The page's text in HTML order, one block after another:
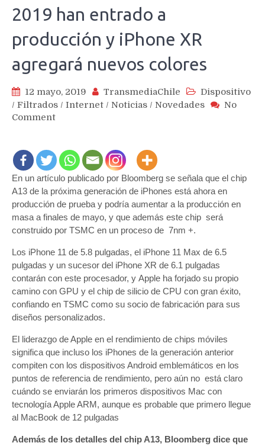
2019 han entrado a
producción y iPhone XR
agregará nuevos colores
12 mayo, 2019 TransmediaChile
Dispositivo
/ Filtrados / Internet / Noticias / Novedades
No
Commenton
Bionic
para
iPhones
2019
han
entrado
a
y
iPhone
XR
agregará
nuevos
colores
En un artículo publicado por Bloomberg se señala que el chip
A13 de la próxima generación de iPhones está ahora en
producción de prueba y podría aumentar a la producción en
masa a finales de mayo, y que además este chip será
construido por TSMC en un proceso de 7nm +.
Los iPhone 11 de 5.8 pulgadas, el iPhone 11 Max de 6.5
pulgadas y un sucesor del iPhone XR de 6.1 pulgadas
contarán con este procesador, y Apple ha forjado su propio
camino con GPU y el chip de silicio de CPU con gran éxito,
confiando en TSMC como su socio de fabricación para sus
diseños personalizados.
El liderazgo de Apple en el rendimiento de chips móviles
significa que incluso los iPhones de la generación anterior
compiten con los dispositivos Android emblemáticos en los
puntos de referencia de rendimiento, pero aún no está claro
cuándo se enviarán los primeros dispositivos Mac con
tecnología Apple ARM, aunque es probable que primero llegue
al MacBook de 12 pulgadas
Además de los detalles del chip A13, Bloomberg dice que